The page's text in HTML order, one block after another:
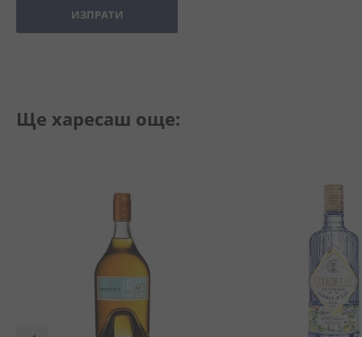
ИЗПРАТИ
Ще харесаш още: